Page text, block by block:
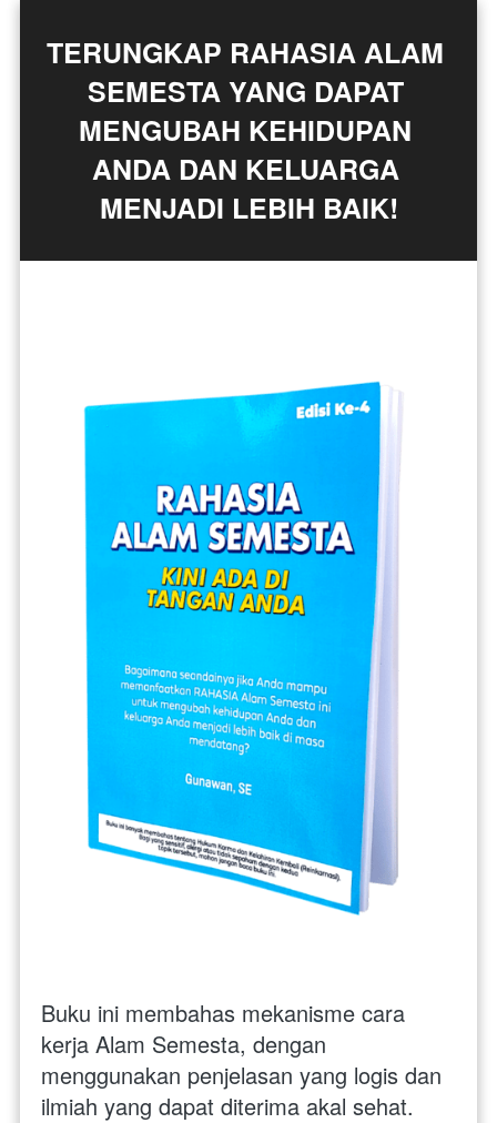
TERUNGKAP RAHASIA ALAM
SEMESTA YANG DAPAT
MENGUBAH KEHIDUPAN
ANDA DAN KELUARGA
MENJADI LEBIH BAIK!
Buku ini membahas mekanisme cara
kerja Alam Semesta, dengan
menggunakan penjelasan yang logis dan
ilmiah yang dapat diterima akal sehat.